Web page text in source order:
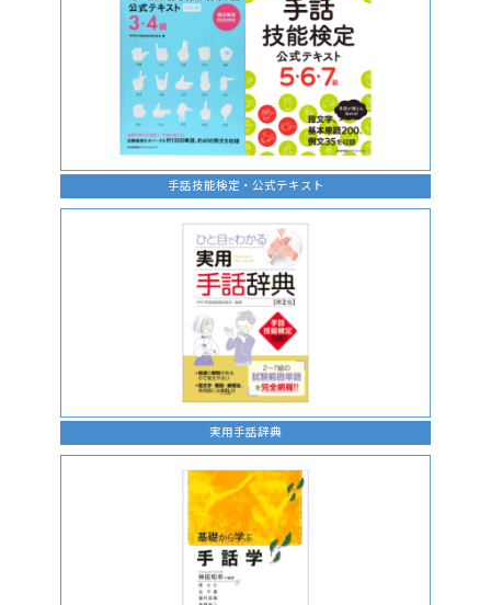
手話技能検定・公式テキスト
実用手話辞典